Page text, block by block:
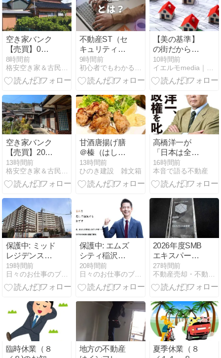
売却＆解体戦
略
空き家バンク
【売買】0～
10万円 富山県
黒部市飯沢 港
に近い・買物
小屋２棟・駐
車場２台付き
２階建古民家
8時間前
格安空き家＆古民家情報 Sumai 空き家
不動産ST（セ
キュリティ・
トークン）と
は？評判・メ
リット・注意
9時間前
初心者でもわかる不動産の研究.com
【美の基準】
の街だからこ
その盲点。真
鶴の実家相
続・空き家整
いための売却
＆解体・移住
需要マッチン
グ戦略
10時間前
イエルモmedia｜不動産・生活・暮らしの総合情報サイト
空き家バンク
【売買】20万
円 山口県熊毛
郡上関町大字
長島 明治13年
屋根裏収納付
き８ＤＫ２階
建古民家 下水
道
13時間前
格安空き家＆古民家情報 Sumai 空き家
甘酒唐揚げ膳
＠榛（はしば
み）
13時間前
ひのき建設 雑文箱
高橋洋一が
「日本は全然
インフレじゃ
ない」と断言
16時間前
本音で語る不動産
保護中: ミッド
レジデンス稲
沢の売却相場
【2026年8
月】
19時間前
日々のお仕事のブログ | 稲沢あんしん不動産|売却相談の窓口
保護中: エムズ
シティ稲沢の
売却相場
【2026年8
月】
20時間前
日々のお仕事のブログ | 稲沢あんしん不動産|売却相談の窓口
2026年度SMB
エキスパート
企業賞を受賞
しました
27時間前
不動産売却・不動産購入大成功！終活と相続までワンストップ
臨時休業（８
地方の不動産
夏季休業（８